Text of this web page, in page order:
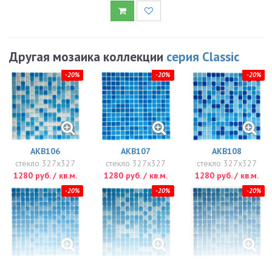
Другая мозаика коллекции серия Classic
-20%
AKB106
стекло 327x327
1280 руб. / кв.м.
-20%
AKB107
стекло 327x327
1280 руб. / кв.м.
-20%
AKB108
стекло 327x327
1280 руб. / кв.м.
-20% -20% -20%